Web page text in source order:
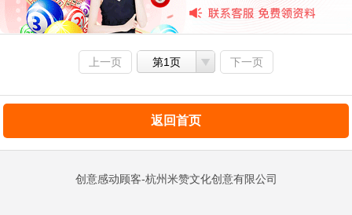
上一页 第1页 下一页
返回首页
创意感动顾客-杭州米赞文化创意有限公司